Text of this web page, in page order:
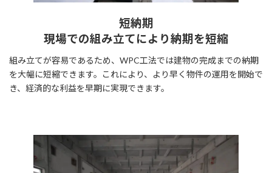
短納期
現場での組み立てにより納期を短縮
組み立てが容易であるため、WPC工法では建物の完成までの納期
を大幅に短縮できます。これにより、より早く物件の運用を開始で
き、経済的な利益を早期に実現できます。